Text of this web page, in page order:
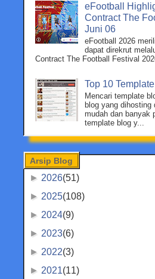
eFootball
Contract The
Juni 06
eFootball 2026
dapat direkrut
Contract The Football Festival
Top 10
Mencari template
blog yang
mudah dan banyak
template blog y...
Arsip Blog
► 2026(51)
► 2025(108)
► 2024(9)
► 2023(6)
► 2022(3)
► 2021(11)